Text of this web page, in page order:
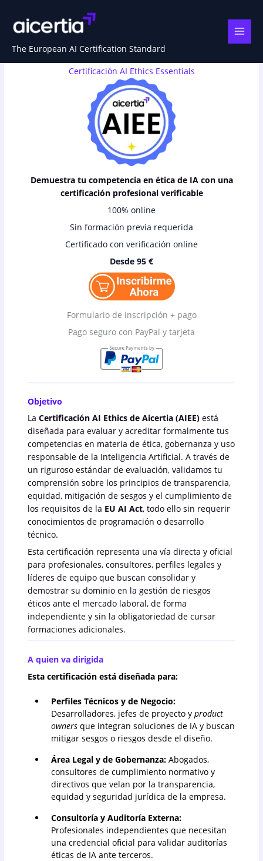
contenido
The European AI Certification Standard
Certificación AI Ethics Essentials
Demuestra tu competencia en ética de IA con una
certificación profesional verificable
100% online
Sin formación previa requerida
Certificado con verificación online
Desde 95 €
Formulario de inscripción + pago
Pago seguro con PayPal y tarjeta
Objetivo
LaCertificación AI Ethics de Aicertia (AIEE) está
diseñada para evaluar y acreditar formalmente tus
competencias en materia de ética, gobernanza y uso
responsable de la Inteligencia Artificial. A través de
un riguroso estándar de evaluación, validamos tu
comprensión sobre los principios de transparencia,
equidad, mitigación de sesgos y el cumplimiento de
los requisitos de la EU AI Act, todo ello sin requerir
conocimientos de programación o desarrollo
técnico.
Esta certificación representa una vía directa y oficial
para profesionales, consultores, perfiles legales y
líderes de equipo que buscan consolidar y
demostrar su dominio en la gestión de riesgos
éticos ante el mercado laboral, de forma
independiente y sin la obligatoriedad de cursar
formaciones adicionales.
A quien va dirigida
Esta certificación está diseñada para:
Perfiles Técnicos y de Negocio:
Desarrolladores, jefes de proyecto yproduct
owners que integran soluciones de IA y buscan
mitigar sesgos o riesgos desde el diseño.
Área Legal y de Gobernanza: Abogados,
consultores de cumplimiento normativo y
directivos que velan por la transparencia,
equidad y seguridad jurídica de la empresa.
Consultoría y Auditoría Externa:
Profesionales independientes que necesitan
una credencial oficial para validar auditorías
éticas de IA ante terceros.